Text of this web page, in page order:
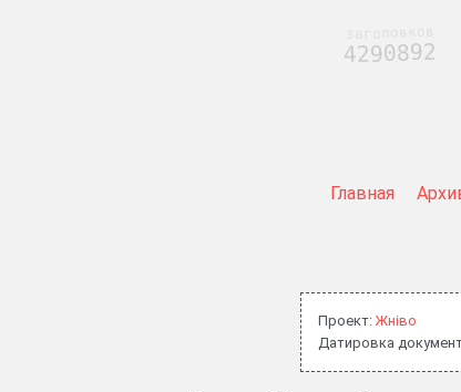
Главная
Проект:Жнiво
Датировка
4290892